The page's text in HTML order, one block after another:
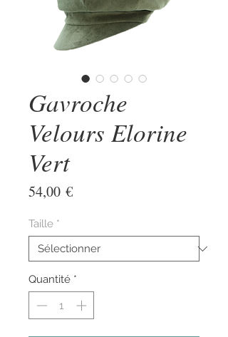
Gavroche
Velours Elorine
Vert
54,00 €Prix
Taille *
Quantité *